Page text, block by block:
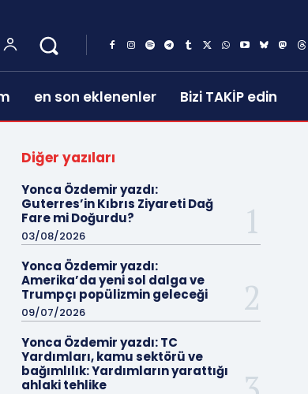
en son eklenenler Bizi TAKİP edin
Diğer yazıları
Yonca Özdemir yazdı:
Guterres’in Kıbrıs Ziyareti Dağ
Fare mi Doğurdu?
03/08/2026
Yonca Özdemir yazdı:
Amerika’da yeni sol dalga ve
Trumpçı popülizmin geleceği
09/07/2026
Yonca Özdemir yazdı: TC
Yardımları, kamu sektörü ve
bağımlılık: Yardımların yarattığı
ahlaki tehlike